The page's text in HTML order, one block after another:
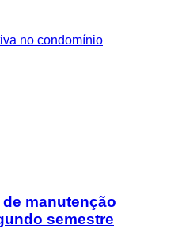
manutenção
semestre